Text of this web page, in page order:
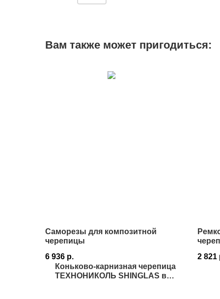
Вам также может пригодиться:
Саморезы для композитной
черепицы
6 936 р.
2 821
Коньково-карнизная черепица
ТЕХНОНИКОЛЬ SHINGLAS в